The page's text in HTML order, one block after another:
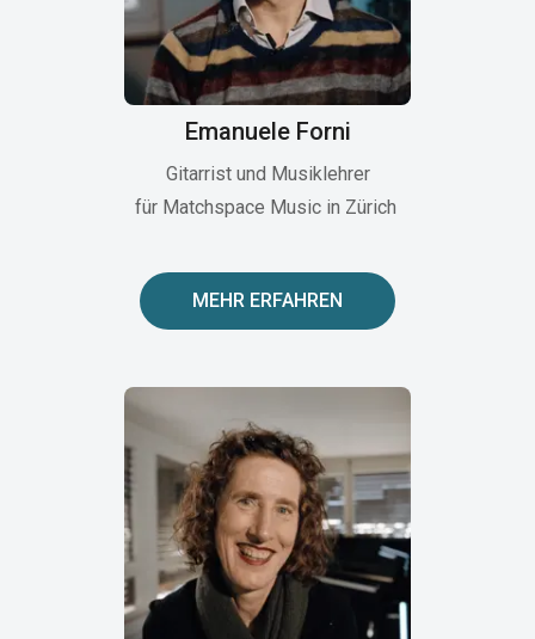
Emanuele Forni
Gitarrist und Musiklehrer
für Matchspace Music in Zürich
MEHR ERFAHREN